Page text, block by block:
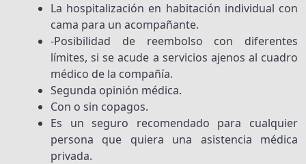
La hospitalización en habitación individual con
cama para un acompañante.
-Posibilidad de reembolso con diferentes
límites, si se acude a servicios ajenos al cuadro
médico de la compañía.
Segunda opinión médica.
Con o sin copagos.
Es un seguro recomendado para cualquier
persona que quiera una asistencia médica
privada.